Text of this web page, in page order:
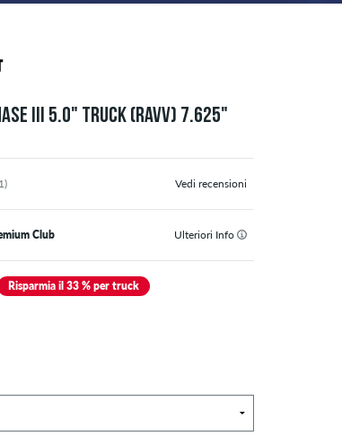
III 5.0" TRUCK (RAVV) 7.625"
Vedi recensioni
Club Ulteriori Info
Risparmia il 33 % per truck